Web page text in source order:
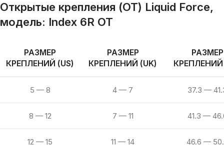
Открытые крепления (OT) Liquid Force,
модель: Index 6R OT
РАЗМЕР
КРЕПЛЕНИЙ (US)
РАЗМЕР
КРЕПЛЕНИЙ (UK)
РАЗМЕР
КРЕПЛЕНИЙ
5 — 8 4 — 7 37.3 —
8 — 12 7 — 11 41.3 —
12 — 15 11 — 14 46.6 —